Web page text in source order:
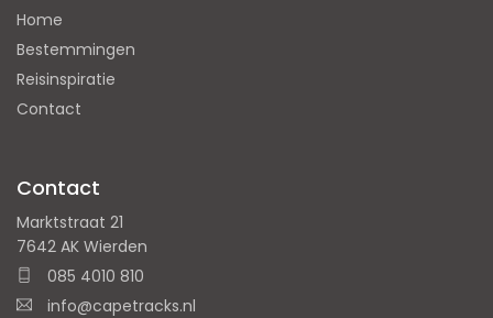
Home
Bestemmingen
Reisinspiratie
Contact
Contact
Marktstraat 21
7642 AK Wierden
085 4010 810
info@capetracks.nl